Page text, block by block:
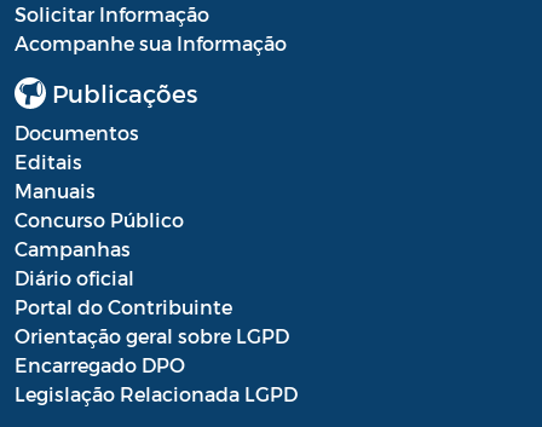
Solicitar Informação
Acompanhe sua Informação
Publicações
Documentos
Editais
Manuais
Concurso Público
Campanhas
Diário oficial
Portal do Contribuinte
Orientação geral sobre LGPD
Encarregado DPO
Legislação Relacionada LGPD